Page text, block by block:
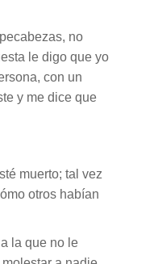
no
le digo que yo
con un
y me dice que
muerto; tal vez
otros habían
la que no le